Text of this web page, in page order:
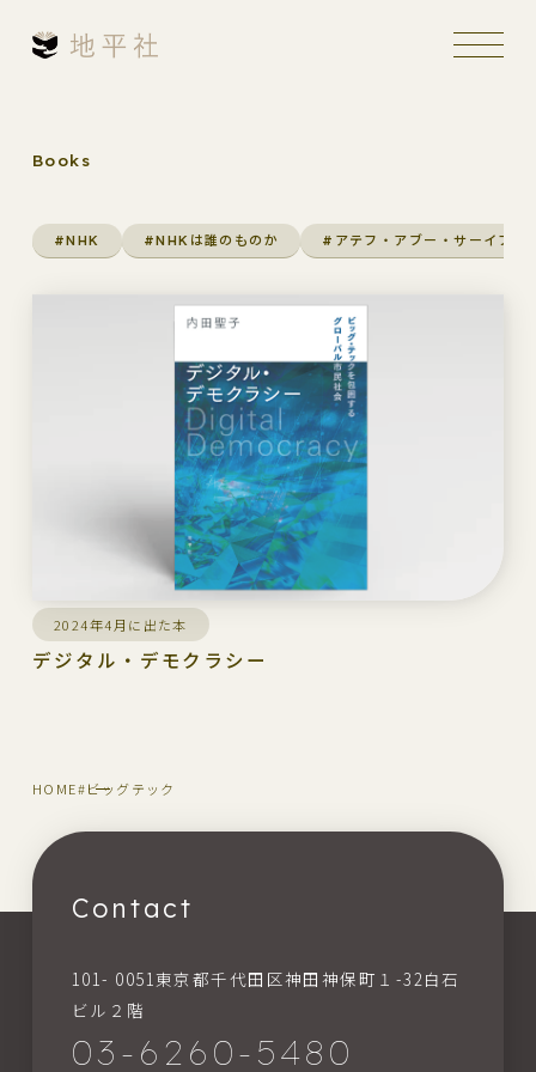
Books
#NHK #NHKは誰のものか #アテフ・アブー・サーイフ
2024年4月に出た本
デジタル・デモクラシー
HOME#ビッグテック
Contact
101- 0051東京都千代田区神田神保町１-32白石
ビル２階
03-6260-5480